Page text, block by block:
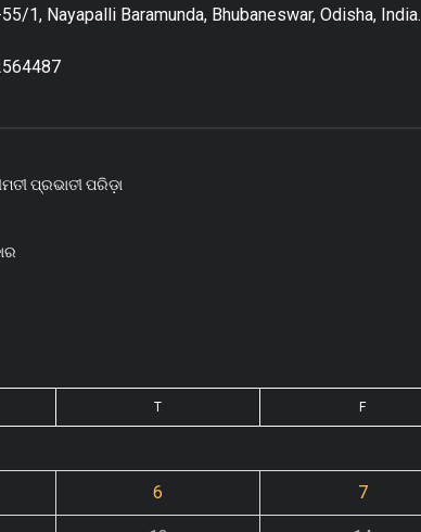
1, Nayapalli Baramunda, Bhubaneswar, Odisha, India.
ପ୍ରଭାତୀ ପରିଡ଼ା
T F
6 7